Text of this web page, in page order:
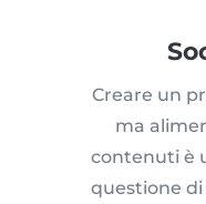
Creare un
ma
contenuti è
questione